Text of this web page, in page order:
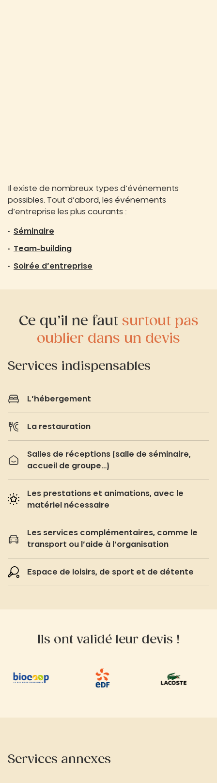
Il existe de nombreux types d’événements
possibles. Tout d’abord, les événements
d’entreprise les plus courants :
Séminaire
Team-building
Soirée d’entreprise
Ce qu’il ne faut surtout pas
oublier dans un devis
Services indispensables
L’hébergement
La restauration
Salles de réceptions (salle de séminaire,
accueil de groupe…)
Les prestations et animations, avec le
matériel nécessaire
Les services complémentaires, comme le
transport ou l’aide à l’organisation
Espace de loisirs, de sport et de détente
Ils ont validé leur devis !
Services annexes